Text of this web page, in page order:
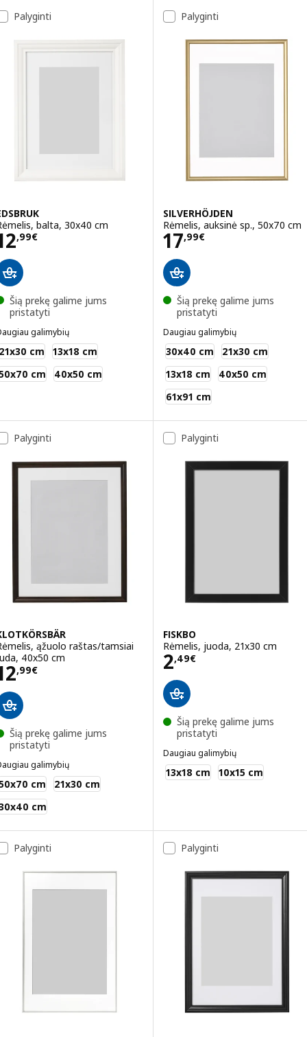
Palyginti
balta, 30x40 cm
,99€ 12,99€
Šią prekę galime jums
pristatyti
galimybių
cm
13x18 cm
cm
40x50 cm
Palyginti
SILVERHÖJDEN
Rėmelis, auksinė sp., 50x70 cm
17,99€
Kaina 17,99€
Šią prekę galime jums
pristatyti
Daugiau galimybių
SILVERHÖJDEN
30x40 cm
21x30 cm
13x18 cm
40x50 cm
61x91 cm
Palyginti
ąžuolo raštas/tamsiai
40x50 cm
,99€ 12,99€
Šią prekę galime jums
pristatyti
galimybių
cm
21x30 cm
cm
Palyginti
FISKBO
Rėmelis, juoda, 21x30 cm
2,49€
Kaina 2,49€
Šią prekę galime jums
pristatyti
Daugiau galimybių
FISKBO
13x18 cm 10x15 cm
Palyginti Palyginti